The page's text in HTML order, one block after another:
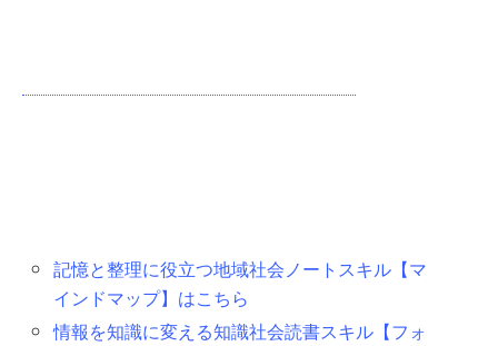
記憶と整理に役立つ地域社会ノートスキル【マ
インドマップ】はこちら
情報を知識に変える知識社会読書スキル【フォ